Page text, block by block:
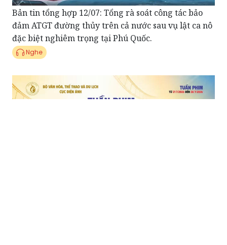
Bản tin tổng hợp 12/07: Tổng rà soát công tác bảo
đảm ATGT đường thủy trên cả nước sau vụ lật ca nô
đặc biệt nghiêm trọng tại Phú Quốc.
Nghe